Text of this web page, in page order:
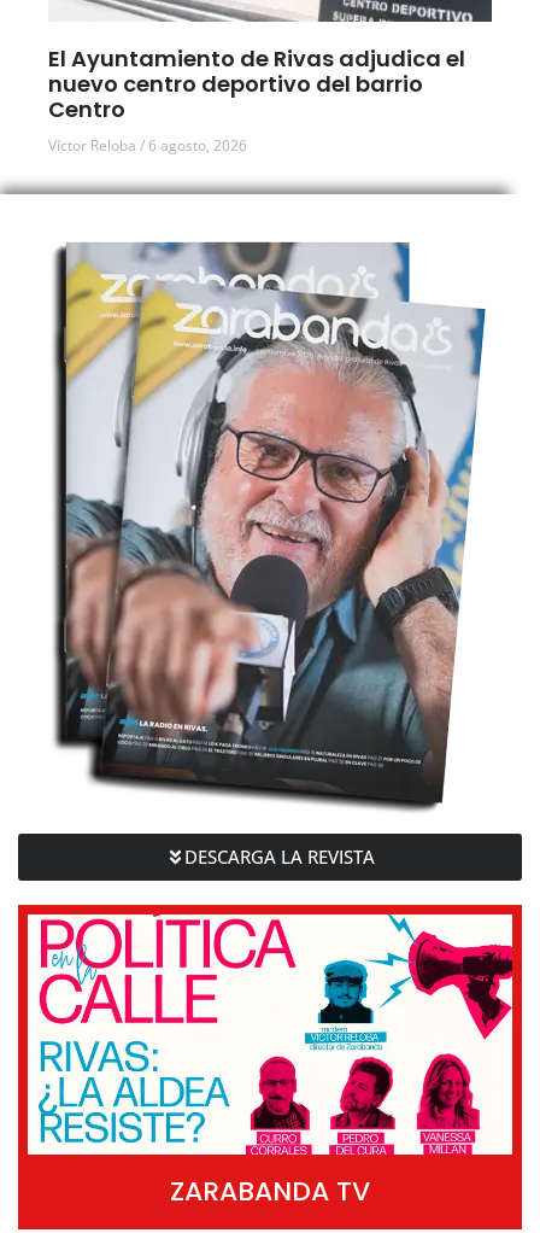
El Ayuntamiento de Rivas adjudica el
nuevo centro deportivo del barrio
Centro
Víctor Reloba 6 agosto, 2026
DESCARGA LA REVISTA
ZARABANDA TV